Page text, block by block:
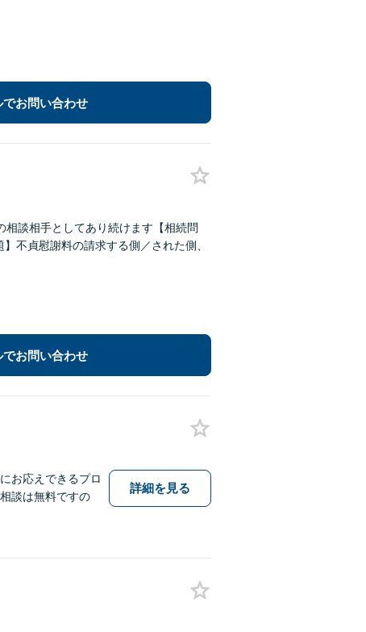
でお問い合わせ
相談相手としてあり続けます【相続問
不貞慰謝料の請求する側／された側、
でお問い合わせ
お応えできるプロ
談は無料ですの
詳細を見る